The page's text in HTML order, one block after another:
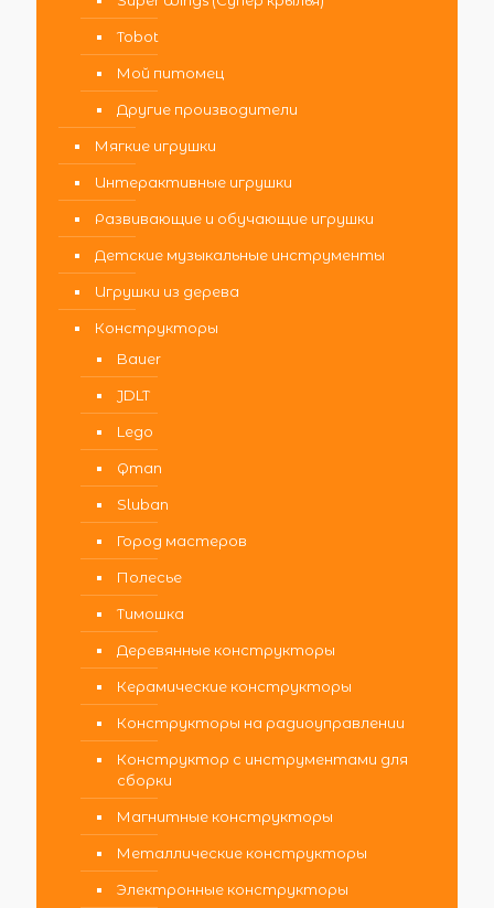
Tobot
Мой питомец
Другие производители
Мягкие игрушки
Интерактивные игрушки
Развивающие и обучающие игрушки
Детские музыкальные инструменты
Игрушки из дерева
Конструкторы
Bauer
JDLT
Lego
Qman
Sluban
Город мастеров
Полесье
Тимошка
Деревянные конструкторы
Керамические конструкторы
Конструкторы на радиоуправлении
Конструктор с инструментами для
сборки
Магнитные конструкторы
Металлические конструкторы
Электронные конструкторы